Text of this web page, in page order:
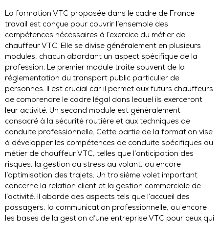
La formation VTC proposée dans le cadre de France
travail est conçue pour couvrir l’ensemble des
compétences nécessaires à l’exercice du métier de
chauffeur VTC. Elle se divise généralement en plusieurs
modules, chacun abordant un aspect spécifique de la
profession. Le premier module traite souvent de la
réglementation du transport public particulier de
personnes. Il est crucial car il permet aux futurs chauffeurs
de comprendre le cadre légal dans lequel ils exerceront
leur activité. Un second module est généralement
consacré à la sécurité routière et aux techniques de
conduite professionnelle. Cette partie de la formation vise
à développer les compétences de conduite spécifiques au
métier de chauffeur VTC, telles que l’anticipation des
risques, la gestion du stress au volant, ou encore
l’optimisation des trajets. Un troisième volet important
concerne la relation client et la gestion commerciale de
l’activité. Il aborde des aspects tels que l’accueil des
passagers, la communication professionnelle, ou encore
les bases de la gestion d’une entreprise VTC pour ceux qui